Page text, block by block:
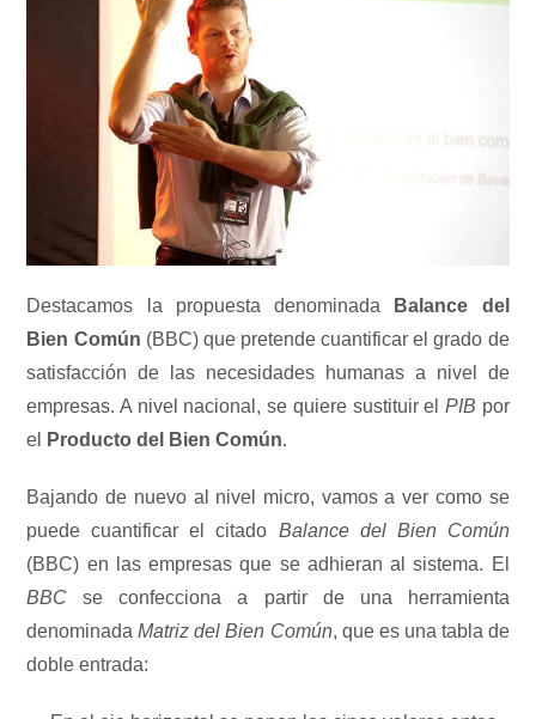
Destacamos la propuesta denominada
Balance del
Bien Común (BBC) que pretende cuantificar el grado de
satisfacción de las necesidades humanas a nivel de
empresas. A nivel nacional, se quiere sustituir el PIB por
el
Producto del Bien Común.
Bajando de nuevo al nivel micro, vamos a ver como se
puede cuantificar el citado Balance del Bien Común
(BBC) en las empresas que se adhieran al sistema. El
BBC se confecciona a partir de una herramienta
denominadaMatriz del Bien Común, que es una tabla de
doble entrada: